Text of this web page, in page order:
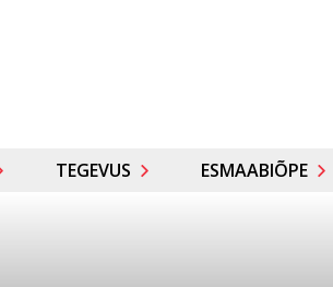
TEGEVUS ESMAABIÕPE